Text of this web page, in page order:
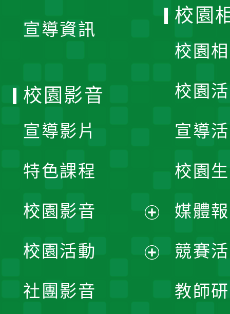
宣導資訊
校園
校園
校園
宣導
校園
媒體
競賽
教師
校園影音
宣導影片
特色課程
校園影音
開
校園活動
社團影音